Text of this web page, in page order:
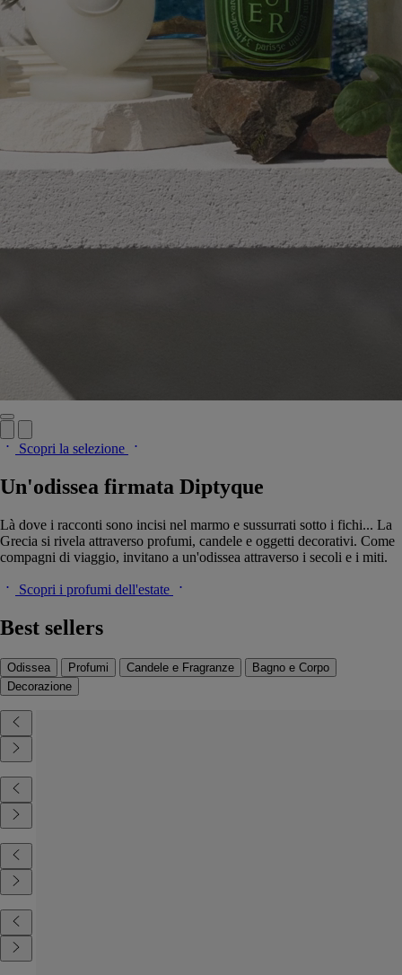
Scopri la selezione
Un'odissea firmata Diptyque
Là dove i racconti sono incisi nel marmo e sussurrati sotto i fichi... La
Grecia si rivela attraverso profumi, candele e oggetti decorativi. Come
compagni di viaggio, invitano a un'odissea attraverso i secoli e i miti.
Scopri i profumi dell'estate
Best sellers
Odissea Profumi Candele e Fragranze
Bagno e Corpo
Decorazione